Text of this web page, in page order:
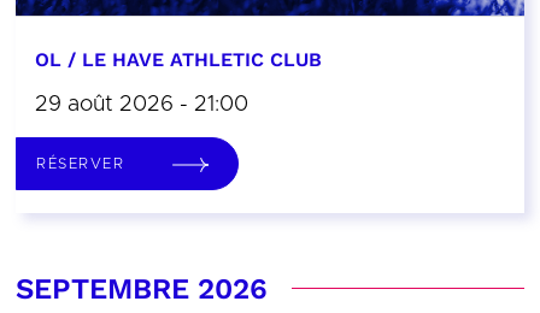
OL / LE HAVE ATHLETIC CLUB
29 août 2026 - 21:00
RÉSERVER
SEPTEMBRE 2026